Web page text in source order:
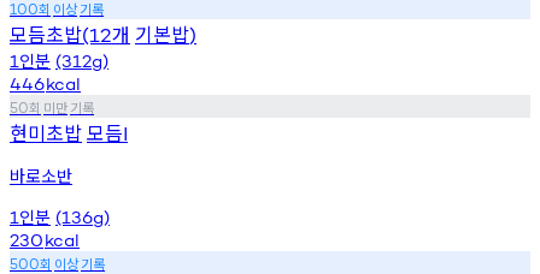
100회 이상기록
모듬초밥(12개 기본밥)
1 인분 (312g)
446kcal
50회 미만기록
현미초밥모듬I
바로소반
1 인분 (136g)
230kcal
500회 이상기록